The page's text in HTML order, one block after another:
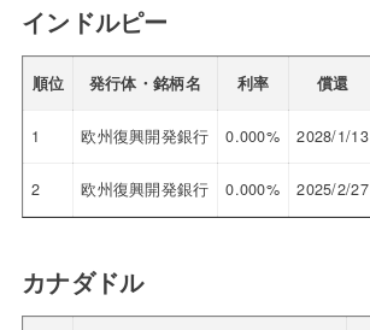
インドルピー
順位 発行体・銘柄名 利率 償還
1 欧州復興開発銀行 0.000% 2028/1/13
2 欧州復興開発銀行 0.000% 2025/2/27
カナダドル